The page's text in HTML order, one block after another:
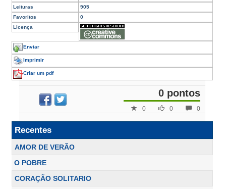
Leituras
905
Favoritos
0
Licença
Enviar
Imprimir
Criar um pdf
0 pontos
0
0
0
Recentes
AMOR DE VERÃO
O POBRE
CORAÇÃO SOLITARIO